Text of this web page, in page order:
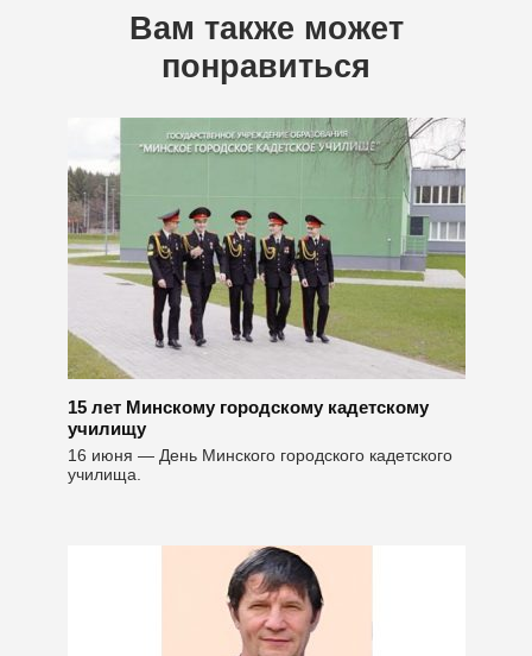
Вам также может
понравиться
15 лет Минскому городскому кадетскому
училищу
16 июня — День Минского городского кадетского
училища.